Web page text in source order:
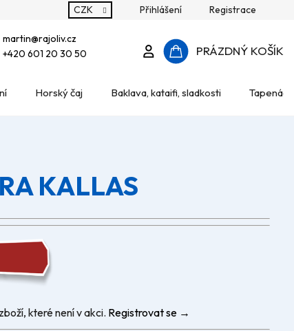
CZK Přihlášení Registrace
martin@rajoliv.cz
+420 601 20 30 50
Přihlášení
KOŠÍK
PRÁZDNÝ KOŠÍK
Horský čaj Baklava, kataifi, sladkosti
KALLAS
které není v akci. Registrovat se →